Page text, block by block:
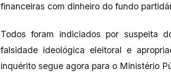
financeiras com dinheiro do fundo
Todos foram indiciados por suspeita
falsidade ideológica eleitoral e
inquérito segue agora para o Ministério